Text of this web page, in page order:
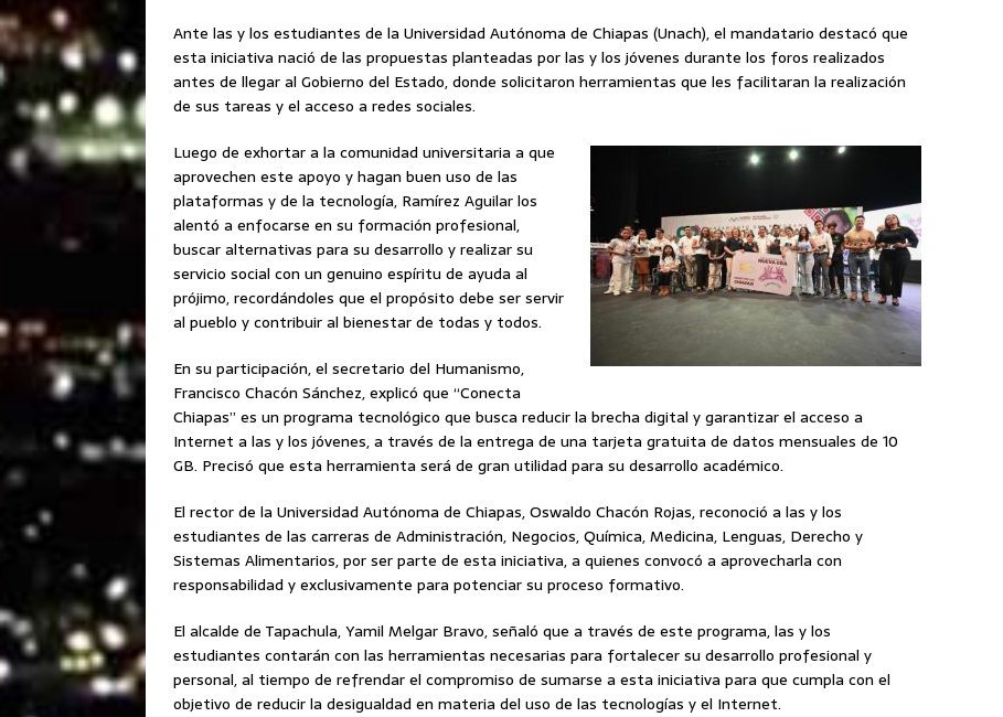
Ante las y los estudiantes de la Universidad Autónoma de Chiapas (Unach), el mandatario destacó que
esta iniciativa nació de las propuestas planteadas por las y los jóvenes durante los foros realizados
antes de llegar al Gobierno del Estado, donde solicitaron herramientas que les facilitaran la realización
de sus tareas y el acceso a redes sociales.
Luego de exhortar a la comunidad universitaria a que
aprovechen este apoyo y hagan buen uso de las
plataformas y de la tecnología, Ramírez Aguilar los
alentó a enfocarse en su formación profesional,
buscar alternativas para su desarrollo y realizar su
servicio social con un genuino espíritu de ayuda al
prójimo, recordándoles que el propósito debe ser servir
al pueblo y contribuir al bienestar de todas y todos.
En su participación, el secretario del Humanismo,
Francisco Chacón Sánchez, explicó que “Conecta
Chiapas” es un programa tecnológico que busca reducir la brecha digital y garantizar el acceso a
Internet a las y los jóvenes, a través de la entrega de una tarjeta gratuita de datos mensuales de 10
GB. Precisó que esta herramienta será de gran utilidad para su desarrollo académico.
El rector de la Universidad Autónoma de Chiapas, Oswaldo Chacón Rojas, reconoció a las y los
estudiantes de las carreras de Administración, Negocios, Química, Medicina, Lenguas, Derecho y
Sistemas Alimentarios, por ser parte de esta iniciativa, a quienes convocó a aprovecharla con
responsabilidad y exclusivamente para potenciar su proceso formativo.
El alcalde de Tapachula, Yamil Melgar Bravo, señaló que a través de este programa, las y los
estudiantes contarán con las herramientas necesarias para fortalecer su desarrollo profesional y
personal, al tiempo de refrendar el compromiso de sumarse a esta iniciativa para que cumpla con el
objetivo de reducir la desigualdad en materia del uso de las tecnologías y el Internet.